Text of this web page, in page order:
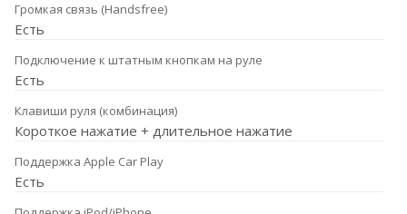
Громкая связь (Handsfree)
Есть
Подключение к штатным кнопкам на руле
Есть
Клавиши руля (комбинация)
Короткое нажатие + длительное нажатие
Поддержка Apple Car Play
Есть